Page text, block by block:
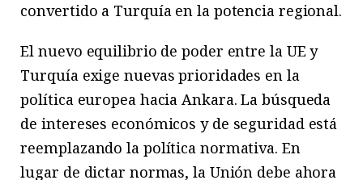
convertido a Turquía en la potencia regional.
El nuevo equilibrio de poder entre la UE y
Turquía exige nuevas prioridades en la
política europea hacia Ankara. La búsqueda
de intereses económicos y de seguridad está
reemplazando la política normativa. En
lugar de dictar normas, la Unión debe ahora